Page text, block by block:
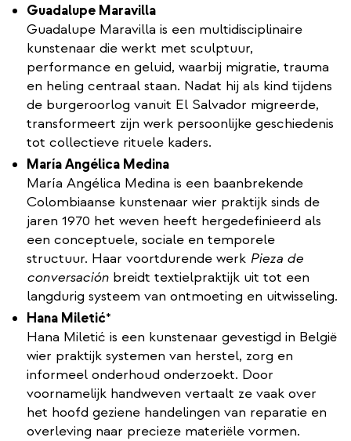
Guadalupe Maravilla
Guadalupe Maravilla is een multidisciplinaire
kunstenaar die werkt met sculptuur,
performance en geluid, waarbij migratie, trauma
en heling centraal staan. Nadat hij als kind tijdens
de burgeroorlog vanuit El Salvador migreerde,
transformeert zijn werk persoonlijke geschiedenis
tot collectieve rituele kaders.
María Angélica Medina
María Angélica Medina is een baanbrekende
Colombiaanse kunstenaar wier praktijk sinds de
jaren 1970 het weven heeft hergedefinieerd als
een conceptuele, sociale en temporele
structuur. Haar voortdurende werk Pieza de
conversación breidt textielpraktijk uit tot een
langdurig systeem van ontmoeting en uitwisseling.
Hana Miletić*
​Hana Miletić is een kunstenaar gevestigd in België
wier praktijk systemen van herstel, zorg en
informeel onderhoud onderzoekt. Door
voornamelijk handweven vertaalt ze vaak over
het hoofd geziene handelingen van reparatie en
overleving naar precieze materiële vormen.